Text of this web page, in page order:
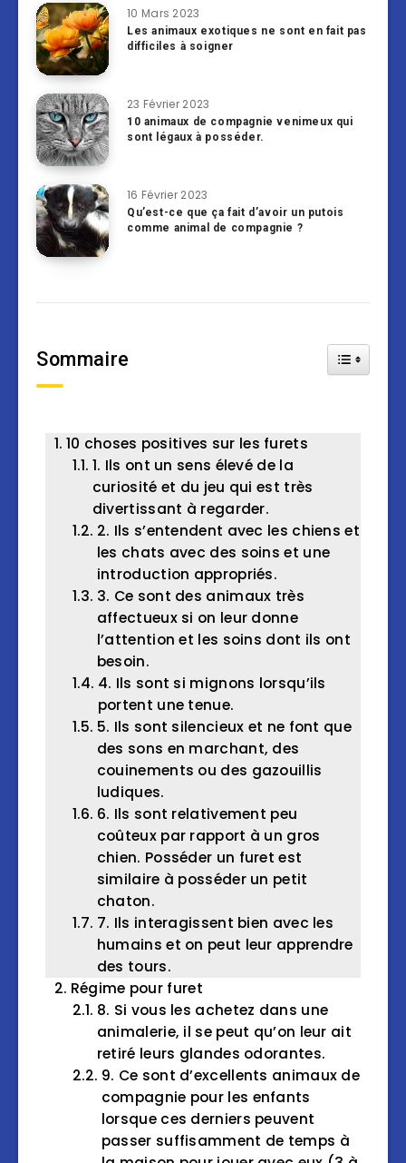
10 Mars 2023
Les animaux exotiques ne sont en fait pas
difficiles à soigner
23 Février 2023
10 animaux de compagnie venimeux qui
sont légaux à posséder.
16 Février 2023
Qu’est-ce que ça fait d’avoir un putois
comme animal de compagnie ?
Sommaire Toggle
10 choses positives sur les furets
1. Ils ont un sens élevé de la
curiosité et du jeu qui est très
divertissant à regarder.
2. Ils s’entendent avec les chiens et
les chats avec des soins et une
introduction appropriés.
3. Ce sont des animaux très
affectueux si on leur donne
l’attention et les soins dont ils ont
besoin.
4. Ils sont si mignons lorsqu’ils
portent une tenue.
5. Ils sont silencieux et ne font que
des sons en marchant, des
couinements ou des gazouillis
ludiques.
6. Ils sont relativement peu
coûteux par rapport à un gros
chien. Posséder un furet est
similaire à posséder un petit
chaton.
7. Ils interagissent bien avec les
humains et on peut leur apprendre
des tours.
Régime pour furet
8. Si vous les achetez dans une
animalerie, il se peut qu’on leur ait
retiré leurs glandes odorantes.
9. Ce sont d’excellents animaux de
compagnie pour les enfants
lorsque ces derniers peuvent
passer suffisamment de temps à